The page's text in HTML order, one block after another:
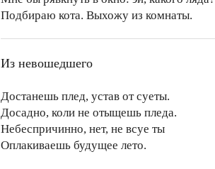
Подбираю кота. Выхожу из комнаты.
Из невошедшего
Достанешь плед, устав от суеты.
Досадно, коли не отыщешь пледа.
Небеспричинно, нет, не всуе ты
Оплакиваешь будущее лето.